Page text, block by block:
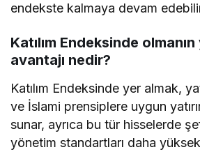
endekste kalmaya devam
Katılım Endeksinde olmanın
avantajı nedir?
Katılım Endeksinde yer almak,
ve İslami prensiplere uygun
sunar, ayrıca bu tür hisselerde
yönetim standartları daha